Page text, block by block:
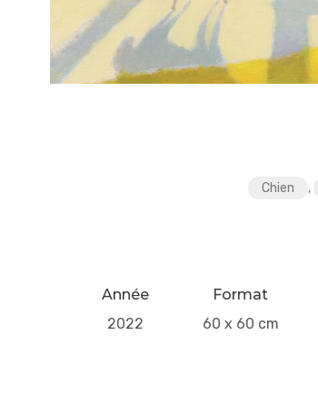
Chien ,
Année
2022
Format
60 x 60 cm